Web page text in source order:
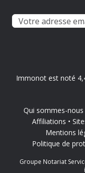
Immonot est noté
Qui sommes-nous
Affiliations
Mentions
Politique de
Groupe Notariat